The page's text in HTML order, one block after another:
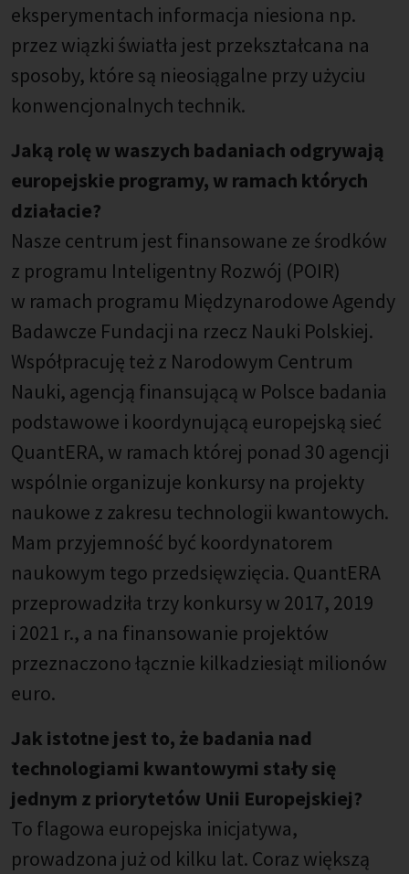
eksperymentach informacja niesiona np.
przez wiązki światła jest przekształcana na
sposoby, które są nieosiągalne przy użyciu
konwencjonalnych technik.
Jaką rolę w waszych badaniach odgrywają
europejskie programy, w ramach których
działacie?
Nasze centrum jest finansowane ze środków
z programu Inteligentny Rozwój (POIR)
w ramach programu Międzynarodowe Agendy
Badawcze Fundacji na rzecz Nauki Polskiej.
Współpracuję też z Narodowym Centrum
Nauki, agencją finansującą w Polsce badania
podstawowe i koordynującą europejską sieć
QuantERA, w ramach której ponad 30 agencji
wspólnie organizuje konkursy na projekty
naukowe z zakresu technologii kwantowych.
Mam przyjemność być koordynatorem
naukowym tego przedsięwzięcia. QuantERA
przeprowadziła trzy konkursy w 2017, 2019
i 2021 r., a na finansowanie projektów
przeznaczono łącznie kilkadziesiąt milionów
euro.
Jak istotne jest to, że badania nad
technologiami kwantowymi stały się
jednym z priorytetów Unii Europejskiej?
To flagowa europejska inicjatywa,
prowadzona już od kilku lat. Coraz większą